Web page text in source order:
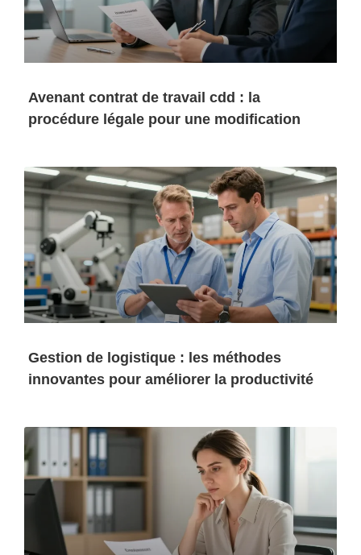
Avenant contrat de travail cdd : la
procédure légale pour une modification
Gestion de logistique : les méthodes
innovantes pour améliorer la productivité